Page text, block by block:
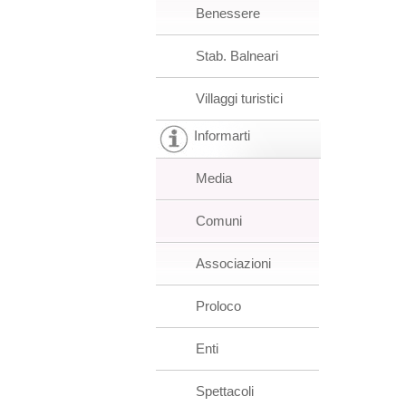
Benessere
Stab. Balneari
Villaggi turistici
Informarti
Media
Comuni
Associazioni
Proloco
Enti
Spettacoli